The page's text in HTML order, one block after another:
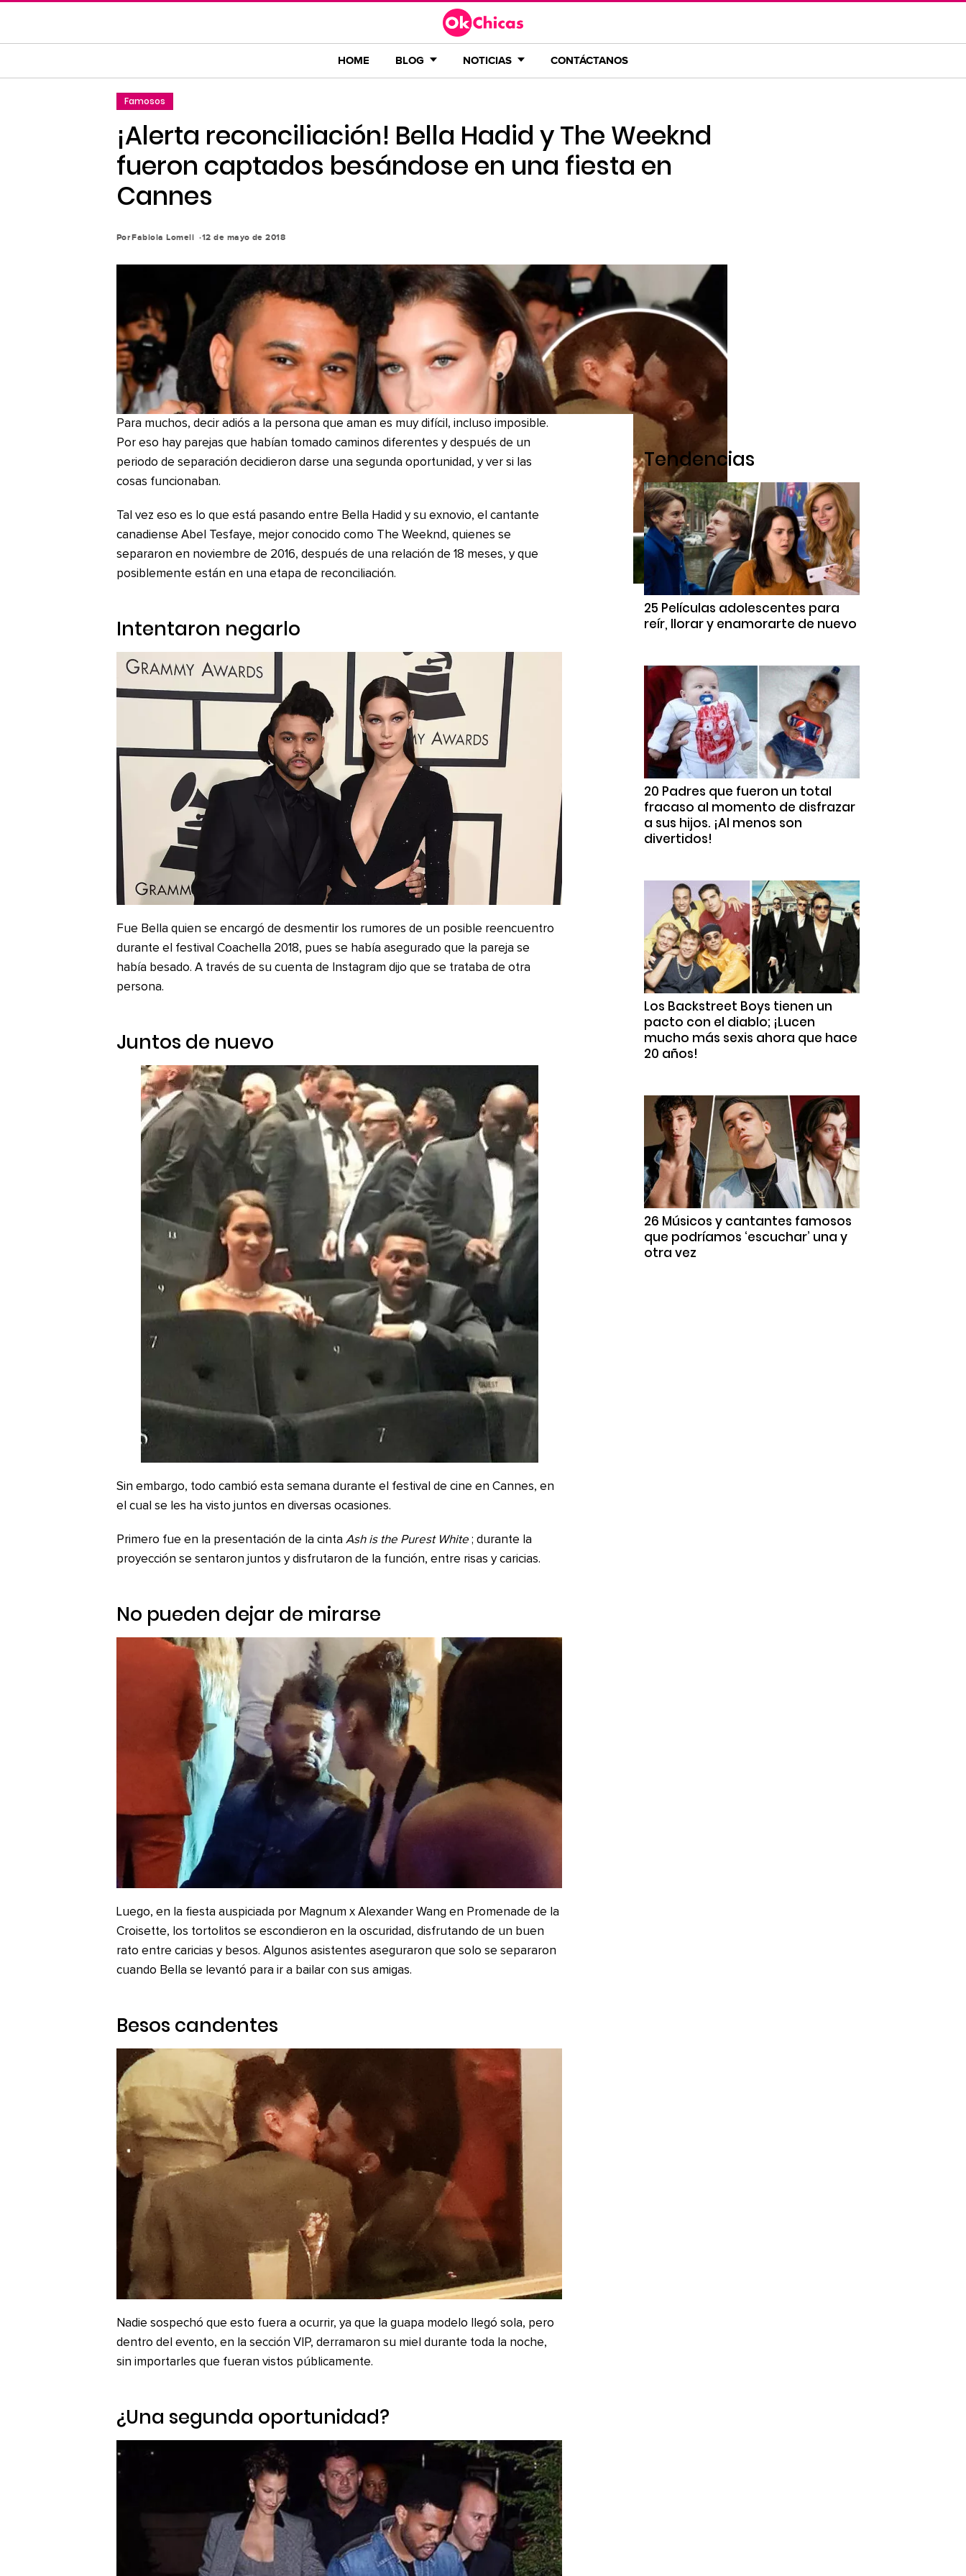
contenido
HOME BLOG NOTICIAS CONTÁCTANOS
Famosos
¡Alerta reconciliación! Bella Hadid y The Weeknd
fueron captados besándose en una fiesta en
Cannes
PorFabiola Lomeli 12 de mayo de 2018
Para muchos, decir adiós a la persona que aman es muy difícil, incluso imposible.
Por eso hay parejas que habían tomado caminos diferentes y después de un
periodo de separación decidieron darse una segunda oportunidad, y ver si las
cosas funcionaban.
Tal vez eso es lo que está pasando entre Bella Hadid y su exnovio, el cantante
canadiense Abel Tesfaye, mejor conocido como The Weeknd, quienes se
separaron en noviembre de 2016, después de una relación de 18 meses, y que
posiblemente están en una etapa de reconciliación.
Intentaron negarlo
Fue Bella quien se encargó de desmentir los rumores de un posible reencuentro
durante el festival Coachella 2018, pues se había asegurado que la pareja se
había besado. A través de su cuenta de Instagram dijo que se trataba de otra
persona.
Juntos de nuevo
Sin embargo, todo cambió esta semana durante el festival de cine en Cannes, en
el cual se les ha visto juntos en diversas ocasiones.
Primero fue en la presentación de la cinta Ash is the Purest White ; durante la
proyección se sentaron juntos y disfrutaron de la función, entre risas y caricias.
No pueden dejar de mirarse
Luego, en la fiesta auspiciada por Magnum x Alexander Wang en Promenade de la
Croisette, los tortolitos se escondieron en la oscuridad, disfrutando de un buen
rato entre caricias y besos. Algunos asistentes aseguraron que solo se separaron
cuando Bella se levantó para ir a bailar con sus amigas.
Besos candentes
Nadie sospechó que esto fuera a ocurrir, ya que la guapa modelo llegó sola, pero
dentro del evento, en la sección VIP, derramaron su miel durante toda la noche,
sin importarles que fueran vistos públicamente.
¿Una segunda oportunidad?
Tendencias
25 Películas adolescentes para
reír, llorar y enamorarte de nuevo
20 Padres que fueron un total
fracaso al momento de disfrazar
a sus hijos. ¡Al menos son
divertidos!
Los Backstreet Boys tienen un
pacto con el diablo; ¡Lucen
mucho más sexis ahora que hace
20 años!
26 Músicos y cantantes famosos
que podríamos ‘escuchar’ una y
otra vez